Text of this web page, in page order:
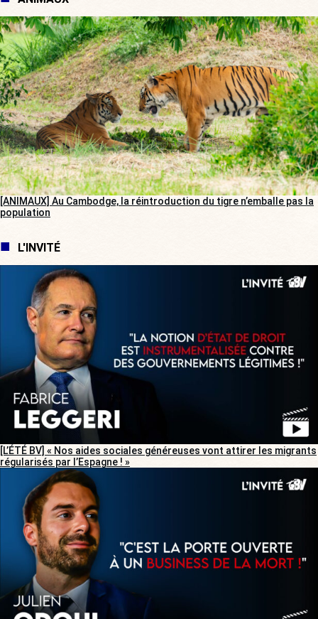
[ANIMAUX] Au Cambodge, la réintroduction du tigre n’emballe pas la
population
L'INVITÉ
[L’ÉTÉ BV] « Nos aides sociales généreuses vont attirer les migrants
régularisés par l’Espagne ! »